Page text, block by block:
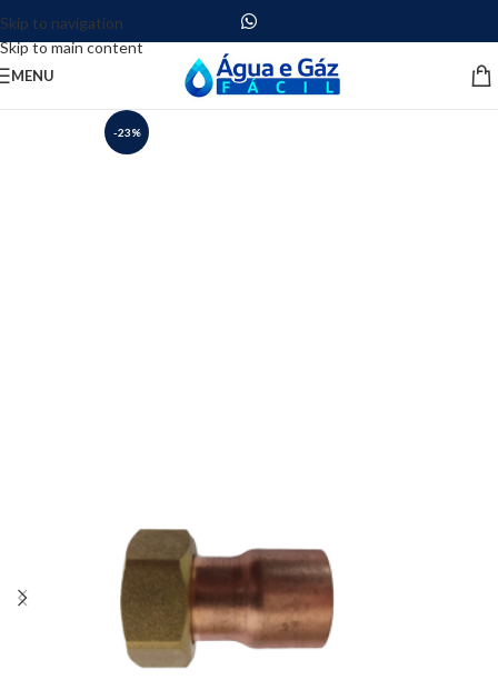
Skip to navigation
Skip to main content
MENU
-23%